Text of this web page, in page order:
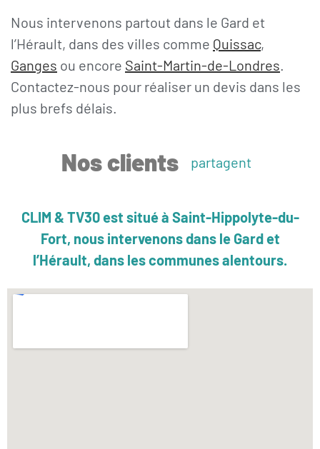
Nous intervenons partout dans le Gard et
l’Hérault, dans des villes comme Quissac,
Ganges ou encore Saint-Martin-de-Londres
Contactez-nous pour réaliser un devis dans les
plus brefs délais.
Nos clients partagentl
CLIM & TV30 est situé à Saint-Hippolyte-du-
Fort, nous intervenons dans le Gard et
l’Hérault, dans les communes alentours.